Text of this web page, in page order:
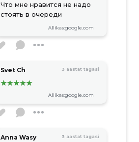
Что мне нравится не надо
стоять в очереди
Allikas:google.com
Svet Ch 3 aastat tagasi
Allikas:google.com
Anna Wasy 3 aastat tagasi